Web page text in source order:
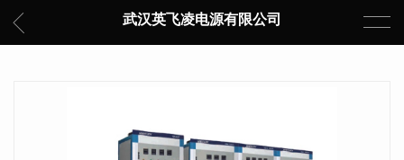
武汉英飞凌电源有限公司